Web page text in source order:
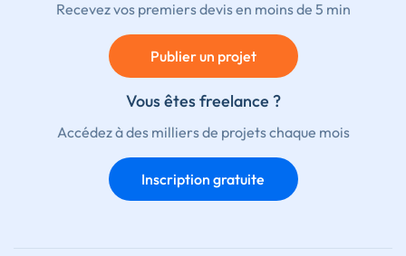
Recevez vos premiers devis en moins de 5 min
Publier un projet
Vous êtes freelance ?
Accédez à des milliers de projets chaque mois
Inscription gratuite